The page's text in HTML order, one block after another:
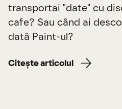
transportai "date" cu
cafe? Sau când ai
dată Paint-ul?
Citește articolul